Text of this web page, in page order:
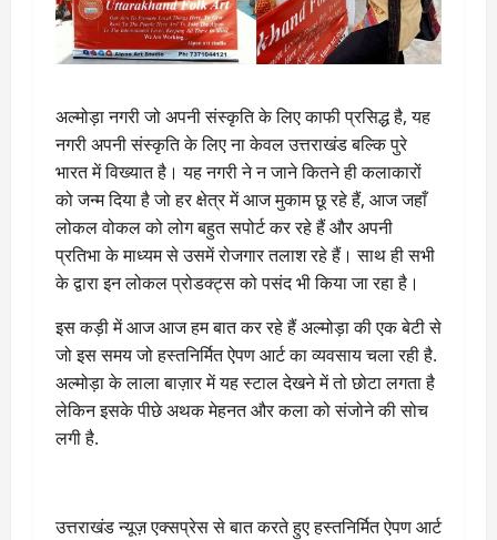
अल्मोड़ा नगरी जो अपनी संस्कृति के लिए काफी प्रसिद्ध है, यह
नगरी अपनी संस्कृति के लिए ना केवल उत्तराखंड बल्कि पुरे
भारत में विख्यात है। यह नगरी ने न जाने कितने ही कलाकारों
को जन्म दिया है जो हर क्षेत्र में आज मुकाम छू रहे हैं, आज जहाँ
लोकल वोकल को लोग बहुत सपोर्ट कर रहे हैं और अपनी
प्रतिभा के माध्यम से उसमें रोजगार तलाश रहे हैं। साथ ही सभी
के द्वारा इन लोकल प्रोडक्ट्स को पसंद भी किया जा रहा है।
इस कड़ी में आज आज हम बात कर रहे हैं अल्मोड़ा की एक बेटी से
जो इस समय जो हस्तनिर्मित ऐपण आर्ट का व्यवसाय चला रही है.
अल्मोड़ा के लाला बाज़ार में यह स्टाल देखने में तो छोटा लगता है
लेकिन इसके पीछे अथक मेहनत और कला को संजोने की सोच
लगी है.
उत्तराखंड न्यूज़ एक्सप्रेस से बात करते हुए हस्तनिर्मित ऐपण आर्ट